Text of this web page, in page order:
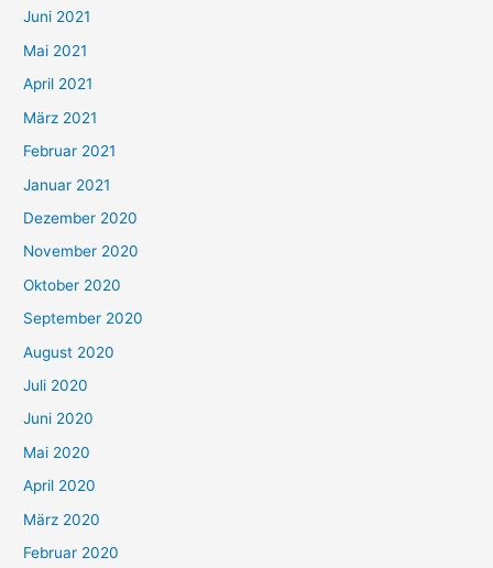
c
h
:
Juni 2021
Mai 2021
April 2021
März 2021
Februar 2021
Januar 2021
Dezember 2020
November 2020
Oktober 2020
September 2020
August 2020
Juli 2020
Juni 2020
Mai 2020
April 2020
März 2020
Februar 2020